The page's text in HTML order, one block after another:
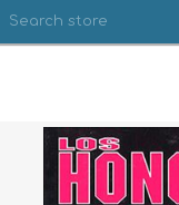
WISHLIST
0